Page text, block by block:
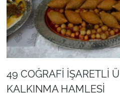
49 COĞRAFİ İŞARETLİ
KALKINMA HAMLESİ